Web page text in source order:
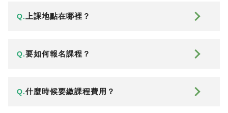
Q. 上課地點在哪裡？
Q.要如何報名課程？
Q.什麼時候要繳課程費用？